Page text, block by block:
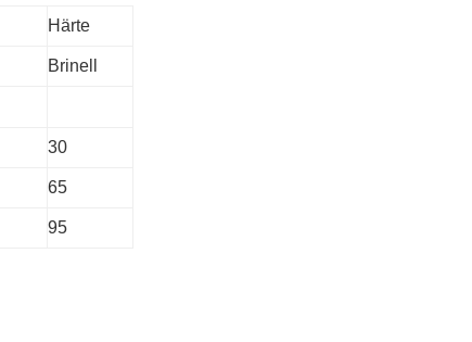
Härte
Brinell
30
65
95